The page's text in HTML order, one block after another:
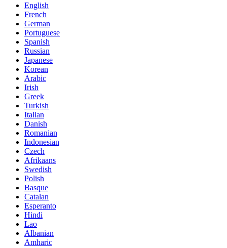
English
French
German
Portuguese
Spanish
Russian
Japanese
Korean
Arabic
Irish
Greek
Turkish
Italian
Danish
Romanian
Indonesian
Czech
Afrikaans
Swedish
Polish
Basque
Catalan
Esperanto
Hindi
Lao
Albanian
Amharic